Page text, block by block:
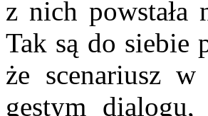
z nich powstała
Tak są do siebie
że scenariusz
gęstym